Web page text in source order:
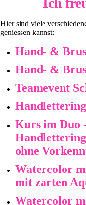
Ich
Hier sind viele
geniessen kannst:
Hand- &
Hand- &
Teamevent
Kurs im Duo
ohne
Watercolor
mit zarten
Watercolor